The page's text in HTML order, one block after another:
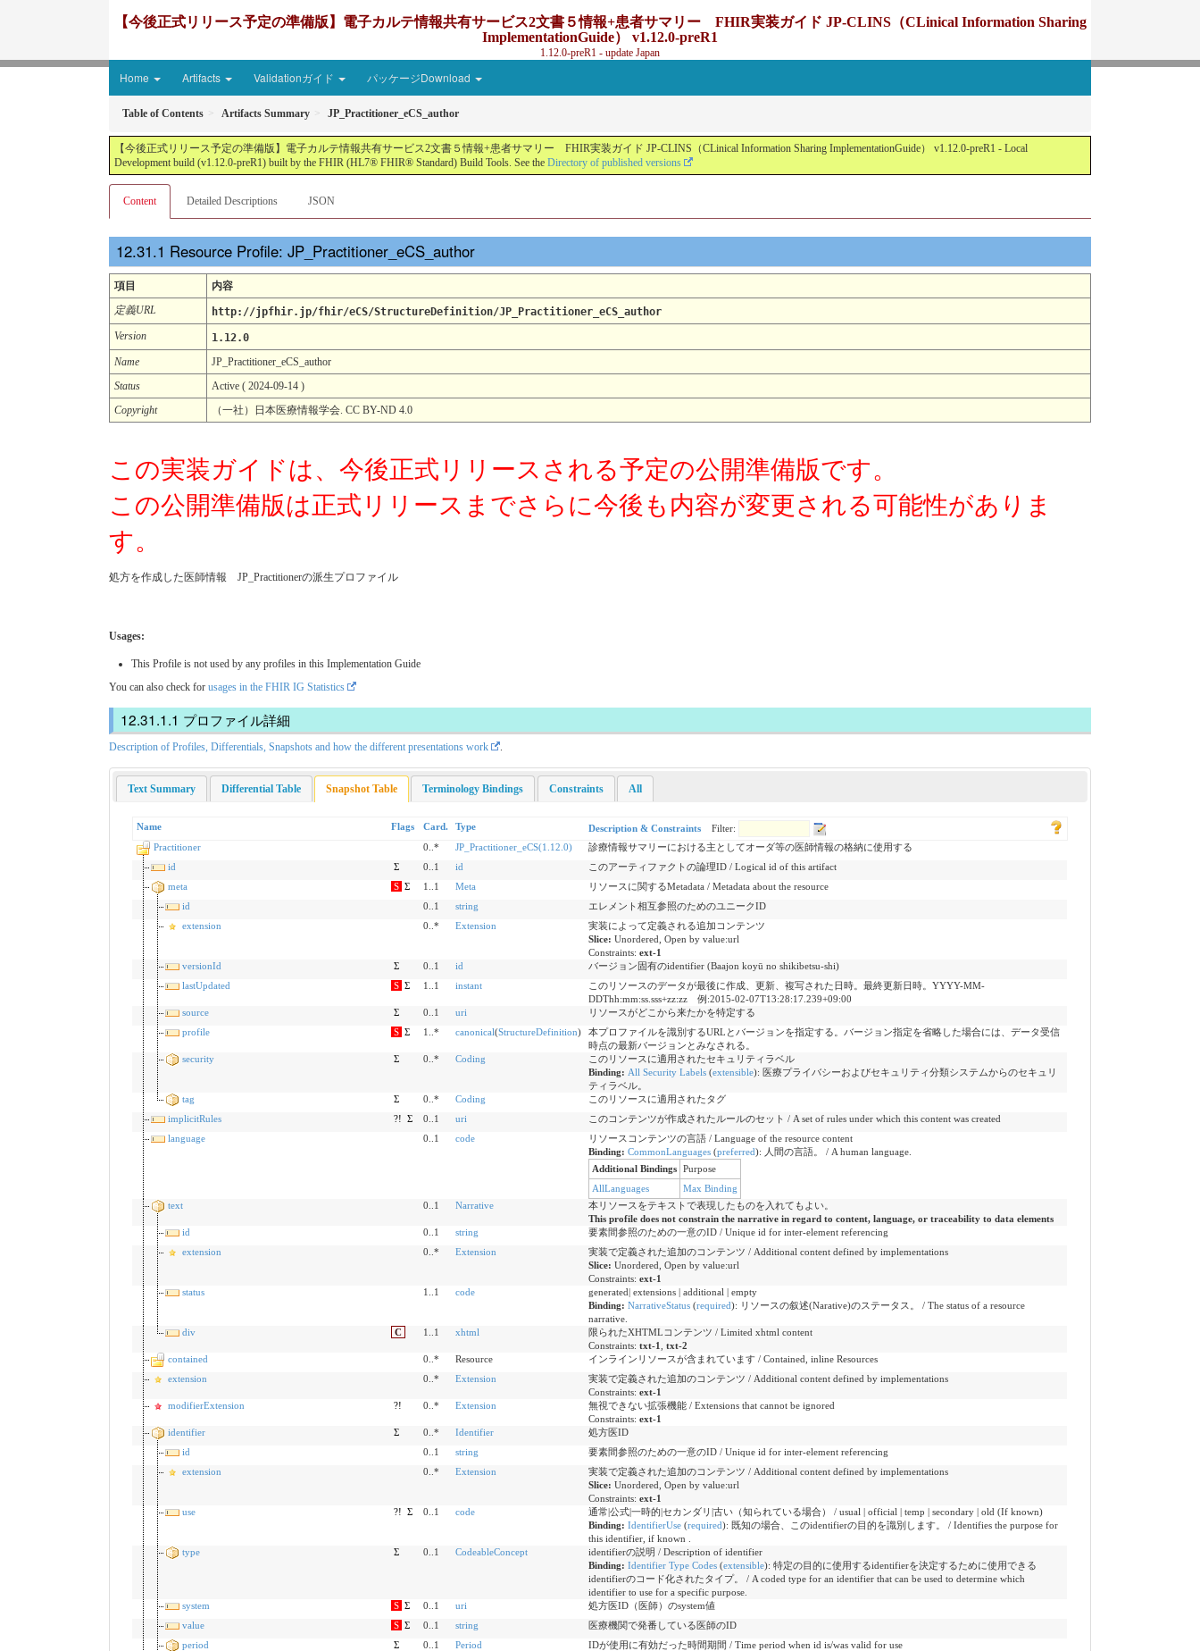
【今後正式リリース予定の準備版】電子カルテ情報共有サービス2文書５情報+患者サマリー FHIR実装ガイド JP-CLINS（CLinical Information Sharing
ImplementationGuide） v1.12.0-preR1
1.12.0-preR1 - update Japan
Home Artifacts Validationガイド パッケージDownload
Table of Contents Artifacts Summary JP_Practitioner_eCS_author
【今後正式リリース予定の準備版】電子カルテ情報共有サービス2文書５情報+患者サマリー FHIR実装ガイド JP-CLINS（CLinical Information Sharing ImplementationGuide） v1.12.0-preR1 - Local
Development build (v1.12.0-preR1) built by the FHIR (HL7® FHIR® Standard) Build Tools. See the Directory of published versions
Content Detailed Descriptions JSON
Resource Profile: JP_Practitioner_eCS_author
項目
内容
定義URL
http://jpfhir.jp/fhir/eCS/StructureDefinition/JP_Practitioner_eCS_author
Version
1.12.0
Name
JP_Practitioner_eCS_author
Status
Active ( 2024-09-14 )
Copyright
（一社）日本医療情報学会. CC BY-ND 4.0
この実装ガイドは、今後正式リリースされる予定の公開準備版です。
この公開準備版は正式リリースまでさらに今後も内容が変更される可能性がありま
す。
処方を作成した医師情報 JP_Practitionerの派生プロファイル
Usages:
This Profile is not used by any profiles in this Implementation Guide
You can also check for usages in the FHIR IG Statistics
プロファイル詳細
Description of Profiles, Differentials, Snapshots and how the different presentations work .
Text Summary Differential Table Snapshot Table Terminology Bindings Constraints All
Name Flags Card. Type Description & Constraints
Filter:
Practitioner
0..* JP_Practitioner_eCS(1.12.0)
診療情報サマリーにおける主としてオーダ等の医師情報の格納に使用する
id
Σ 0..1 id
このアーティファクトの論理ID / Logical id of this artifact
meta
S Σ 1..1 Meta
リソースに関するMetadata / Metadata about the resource
id
0..1 string
エレメント相互参照のためのユニークID
extension
0..* Extension
実装によって定義される追加コンテンツ
Slice: Unordered, Open by value:url
Constraints: ext-1
versionId
Σ 0..1 id
バージョン固有のidentifier (Baajon koyū no shikibetsu-shi)
lastUpdated
S Σ 1..1 instant
このリソースのデータが最後に作成、更新、複写された日時。最終更新日時。YYYY-MM-
DDThh:mm:ss.sss+zz:zz 例:2015-02-07T13:28:17.239+09:00
source
Σ 0..1 uri
リソースがどこから来たかを特定する
profile
S Σ 1..* canonical(StructureDefinition)
本プロファイルを識別するURLとバージョンを指定する。バージョン指定を省略した場合には、データ受信
時点の最新バージョンとみなされる。
security
Σ 0..* Coding
このリソースに適用されたセキュリティラベル
Binding: All Security Labels(extensible): 医療プライバシーおよびセキュリティ分類システムからのセキュリ
ティラベル。
tag
Σ 0..* Coding
このリソースに適用されたタグ
implicitRules
?! Σ 0..1 uri
このコンテンツが作成されたルールのセット / A set of rules under which this content was created
language
0..1 code
リソースコンテンツの言語 / Language of the resource content
Binding: CommonLanguages(preferred): 人間の言語。 / A human language.
Additional Bindings
Purpose
AllLanguages
Max Binding
text
0..1 Narrative
本リソースをテキストで表現したものを入れてもよい。
This profile does not constrain the narrative in regard to content, language, or traceability to data elements
id
0..1 string
要素間参照のための一意のID / Unique id for inter-element referencing
extension
0..* Extension
実装で定義された追加のコンテンツ / Additional content defined by implementations
Slice: Unordered, Open by value:url
Constraints: ext-1
status
1..1 code
generated| extensions | additional | empty
Binding: NarrativeStatus(required): リソースの叙述(Narative)のステータス。 / The status of a resource
narrative.
div
C 1..1 xhtml
限られたXHTMLコンテンツ / Limited xhtml content
Constraints: txt-1
txt-2
contained
0..* Resource
インラインリソースが含まれています / Contained, inline Resources
extension
0..* Extension
実装で定義された追加のコンテンツ / Additional content defined by implementations
Constraints: ext-1
modifierExtension
?! 0..* Extension
無視できない拡張機能 / Extensions that cannot be ignored
Constraints: ext-1
identifier
Σ 0..* Identifier
処方医ID
id
0..1 string
要素間参照のための一意のID / Unique id for inter-element referencing
extension
0..* Extension
実装で定義された追加のコンテンツ / Additional content defined by implementations
Slice: Unordered, Open by value:url
Constraints: ext-1
use
?! Σ 0..1 code
通常|公式|一時的|セカンダリ|古い（知られている場合） / usual | official | temp | secondary | old (If known)
Binding: IdentifierUse(required): 既知の場合、このidentifierの目的を識別します。 / Identifies the purpose for
this identifier, if known .
type
Σ 0..1 CodeableConcept
identifierの説明 / Description of identifier
Binding: Identifier Type Codes(extensible): 特定の目的に使用するidentifierを決定するために使用できる
identifierのコード化されたタイプ。 / A coded type for an identifier that can be used to determine which
identifier to use for a specific purpose.
system
S Σ 0..1 uri
処方医ID（医師）のsystem値
value
S Σ 0..1 string
医療機関で発番している医師のID
period
Σ 0..1 Period
IDが使用に有効だった時間期間 / Time period when id is/was valid for use